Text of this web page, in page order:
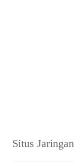
Situs Jaringan